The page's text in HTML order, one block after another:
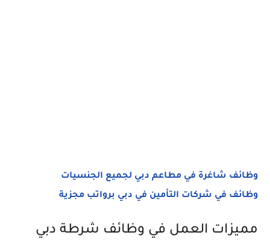
وظائف شاغرة في مطاعم دبي لجميع الجنسيات
وظائف في شركات التأمين في دبي برواتب مجزية
مميزات العمل في وظائف شرطة دبي